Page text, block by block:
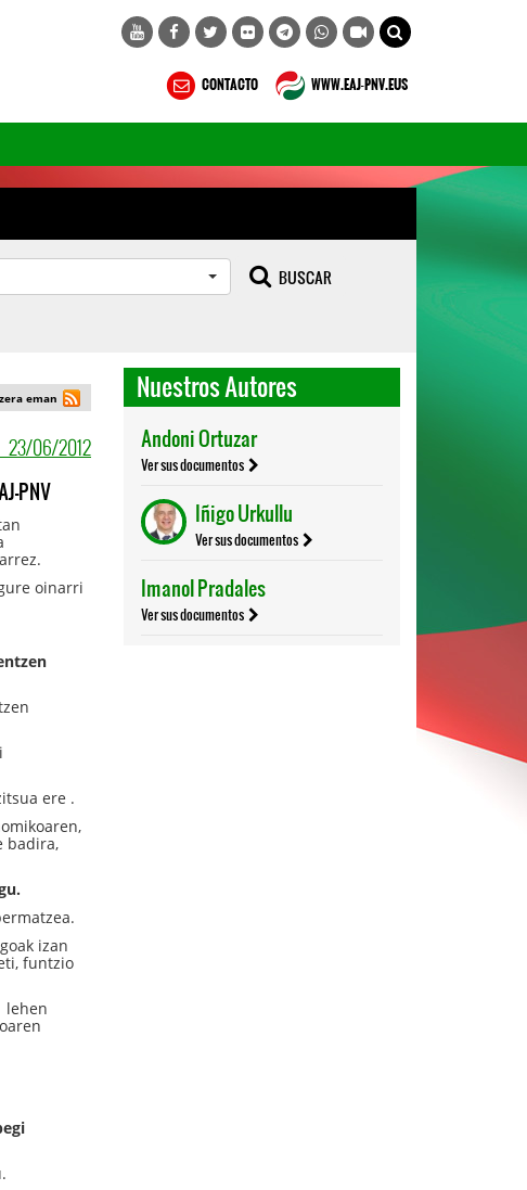
CONTACTO WWW.EAJ-PNV.EUS
BUSCAR
eman
23/06/2012
PNV
oinarri
ere .
badira,
izan
funtzio
lehen
Nuestros Autores
Andoni Ortuzar
Ver sus documentos
Iñigo Urkullu
Ver sus documentos
Imanol Pradales
Ver sus documentos